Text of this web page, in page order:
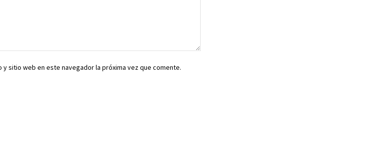
sitio web en este navegador la próxima vez que comente.